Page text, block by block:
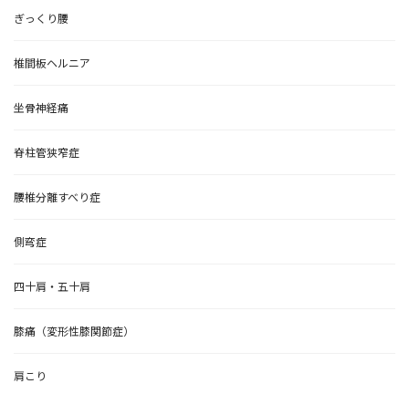
ぎっくり腰
椎間板ヘルニア
坐骨神経痛
脊柱管狭窄症
腰椎分離すべり症
側弯症
四十肩・五十肩
膝痛（変形性膝関節症）
肩こり